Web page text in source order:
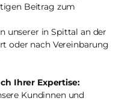
Beitrag zum
unserer in Spittal an der
oder nach Vereinbarung
Ihrer Expertise:
Kundinnen und